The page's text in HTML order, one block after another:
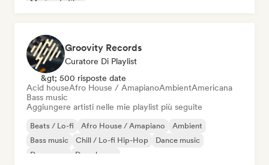
Musica da film
Groovity Records
Curatore Di Playlist
&gt; 500 risposte date
Acid houseAfro House / AmapianoAmbientAmericana
Bass music
Aggiungere artisti nelle mie playlist più seguite
Beats / Lo-fi Afro House / Amapiano
Ambient
Bass music
Chill / Lo-fi Hip-Hop
Dance music
Danza pop
Deep house